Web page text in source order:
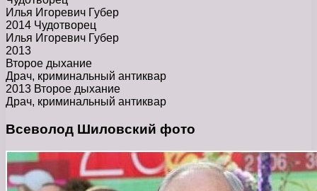
Илья Игоревич Губер
2014 Чудотворец
Илья Игоревич Губер
2013
Второе дыхание
Драч, криминальный антиквар
2013 Второе дыхание
Драч, криминальный антиквар
Всеволод Шиловский фото